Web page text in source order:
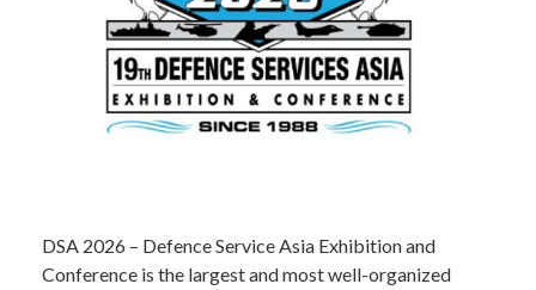
DSA 2026 – Defence Service Asia Exhibition and
Conference is the largest and most well-organized